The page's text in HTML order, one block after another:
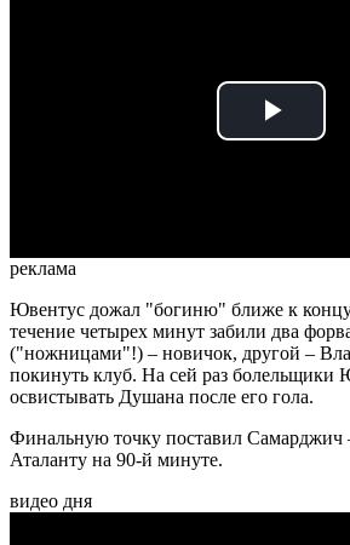
Play
реклама
Ювентус дожал "богиню" ближе к концу
течение четырех минут забили два
("ножницами"!) – новичок, другой –
покинуть клуб. На сей раз болельщики
освистывать Душана после его гола.
Финальную точку поставил Самарджич
Аталанту на 90-й минуте.
видео дня